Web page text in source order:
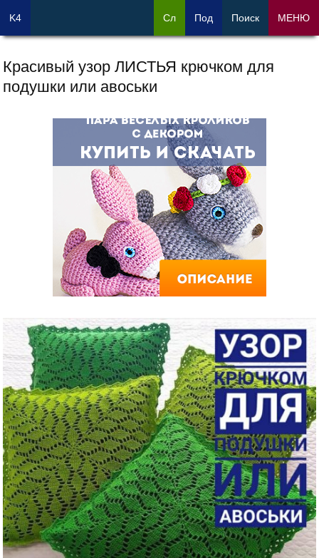
Красивый узор ЛИСТЬЯ крючком для
подушки или авоськи
K4 Сл Под Поиск МЕНЮ